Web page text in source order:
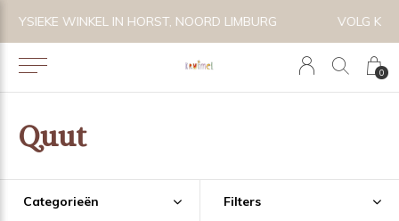
0
VOLG KRUIMEL VIA INSTAGRAM @KRUIMELKIDSBOUTIQUE
Quut
Categorieën Filters